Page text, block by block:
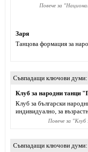
Повече за "
Заря
Танцова формация за
Съвпадащи ключови думи
Клуб за народни танци
Клуб за български
индивидуално, за
Повече за "Клуб
Съвпадащи ключови думи